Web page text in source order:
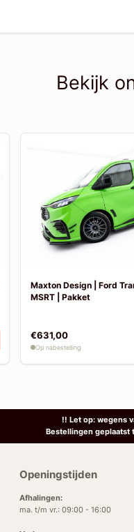
Bekijk
Maxton Design | Ford
MSRT | Pakket
€631,00
Op nabestelling
!! Let op: wegens
Bestellingen geplaatst
Openingstijden
Afhalingen:
ma. t/m vr.: 09:00 - 16:00